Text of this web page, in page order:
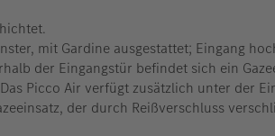
mit Gardine ausgestattet; Eingang
der Eingangstür befindet sich ein
Picco Air verfügt zusätzlich unter der
der durch Reißverschluss